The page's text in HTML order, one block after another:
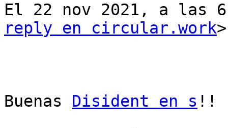
El 22 nov 2021, a las
reply en circular.work
Buenas Disident en s !!